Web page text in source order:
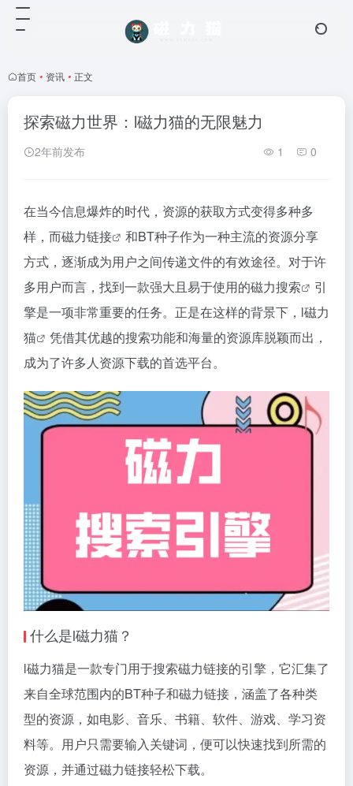
首页 • 资讯 • 正文
探索磁力世界：l磁力猫的无限魅力
2年前发布 1 0
在当今信息爆炸的时代，资源的获取方式变得多种多
样，而磁力链接
和BT种子作为一种主流的资源分享
方式，逐渐成为用户之间传递文件的有效途径。对于许
多用户而言，找到一款强大且易于使用的磁力搜索
引
擎是一项非常重要的任务。正是在这样的背景下，l磁力
猫
凭借其优越的搜索功能和海量的资源库脱颖而出，
成为了许多人资源下载的首选平台。
什么是l磁力猫？
l磁力猫是一款专门用于搜索磁力链接的引擎，它汇集了
来自全球范围内的BT种子和磁力链接 ，涵盖了各种类
型的资源，如电影、音乐、书籍、软件、游戏、学习资
料等。用户只需要输入关键词，便可以快速找到所需的
资源，并通过磁力链接轻松下载。